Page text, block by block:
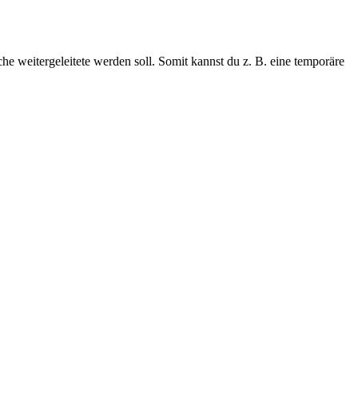
weitergeleitete werden soll. Somit kannst du z. B. eine temporäre